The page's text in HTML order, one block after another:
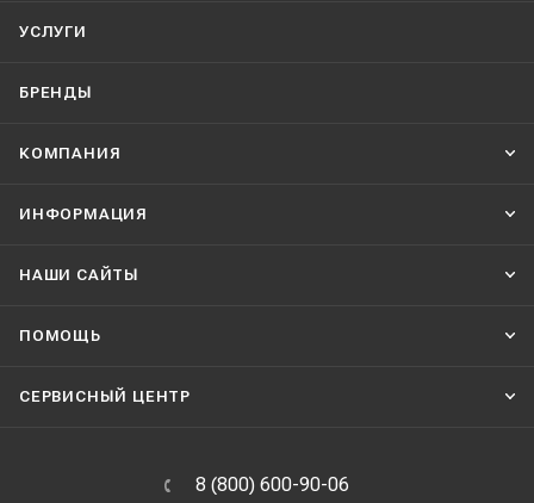
УСЛУГИ
БРЕНДЫ
КОМПАНИЯ
ИНФОРМАЦИЯ
НАШИ CАЙТЫ
ПОМОЩЬ
СЕРВИСНЫЙ ЦЕНТР
8 (800) 600-90-06